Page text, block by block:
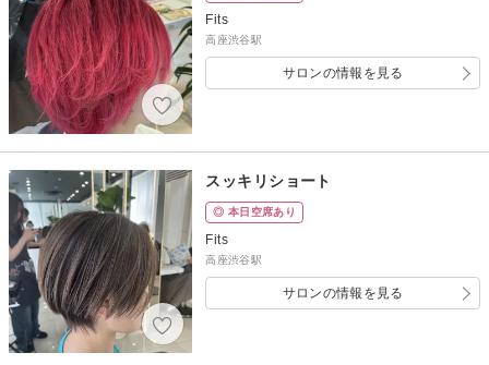
Fits
高座渋谷駅
サロンの情報を見る
スッキリショート
◎ 本日空席あり
Fits
高座渋谷駅
サロンの情報を見る